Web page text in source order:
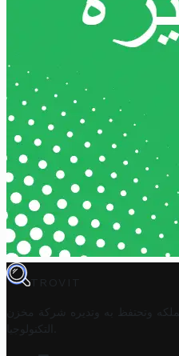
TROVIT
وتحتفظ به وتديره
شركة مخزن
التكنولوجيا